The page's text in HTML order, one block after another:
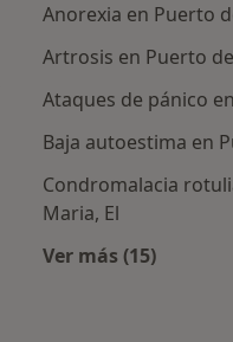
Anorexia en Puerto
Artrosis en Puerto
Ataques de pánico
Baja autoestima en
Condromalacia
Maria, El
Ver más (15)
Más en esta